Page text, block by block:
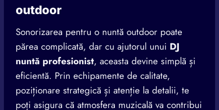
outdoor
Sonorizarea pentru o nuntă outdoor poate
părea complicată, dar cu ajutorul unui DJ
nuntă profesionist, aceasta devine simplă și
eficientă. Prin echipamente de calitate,
poziționare strategică și atenție la detalii, te
poți asigura că atmosfera muzicală va contribui